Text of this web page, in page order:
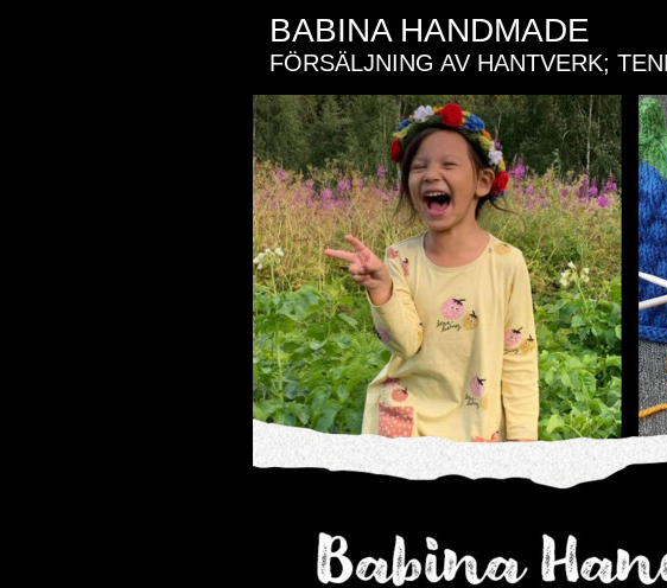
BABINA HANDMADE
FÖRSÄLJNING AV HANTVERK;